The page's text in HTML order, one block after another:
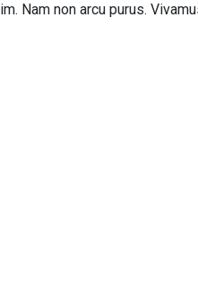
Nam non arcu purus.